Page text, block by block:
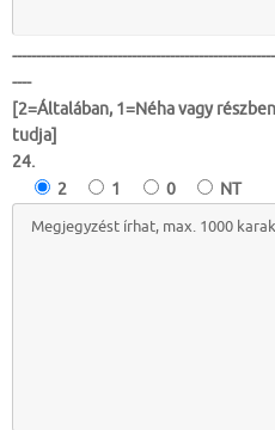
----
[2=Általában, 1=Néha vagy
tudja]
24.
2
1 0 NT